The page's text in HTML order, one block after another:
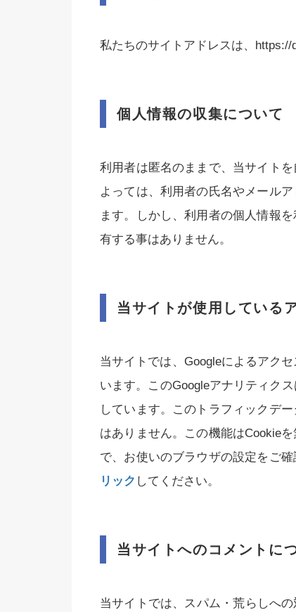
私たちのサイトアドレスは、https://
個人情報の収集について
利用者は匿名のままで、当サイト
よっては、利用者の氏名やメール
ます。しかし、利用者の個人情報
有する事はありません。
当サイトが使用している
当サイトでは、Googleによるアク
います。このGoogleアナリティク
しています。このトラフィックデ
はありません。この機能はCookie
で、お使いのブラウザの設定をご
リック してください。
当サイトへのコメントに
当サイトでは、スパム・荒らしへ